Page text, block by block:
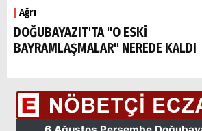
Ağrı
DOĞUBAYAZIT'TA "O ESKİ
BAYRAMLAŞMALAR" NEREDE KALDI